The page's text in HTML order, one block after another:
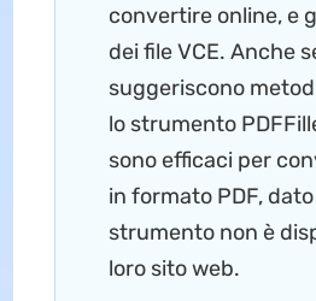
convertire online, e
dei file VCE. Anche
suggeriscono
lo strumento
sono efficaci per
in formato PDF,
strumento non è
loro sito web.